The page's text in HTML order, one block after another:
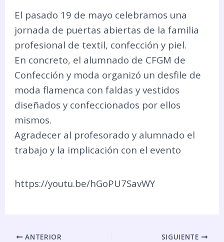
El pasado 19 de mayo celebramos una
jornada de puertas abiertas de la familia
profesional de textil, confección y piel.
En concreto, el alumnado de CFGM de
Confección y moda organizó un desfile de
moda flamenca con faldas y vestidos
diseñados y confeccionados por ellos
mismos.
Agradecer al profesorado y alumnado el
trabajo y la implicación con el evento
https://youtu.be/hGoPU7SavWY
ANTERIOR SIGUIENTE